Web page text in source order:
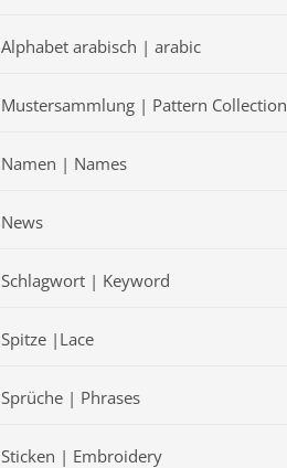
Alphabet arabisch | arabic
Mustersammlung | Pattern Collection
Namen | Names
News
Schlagwort | Keyword
Spitze |Lace
Sprüche | Phrases
Sticken | Embroidery